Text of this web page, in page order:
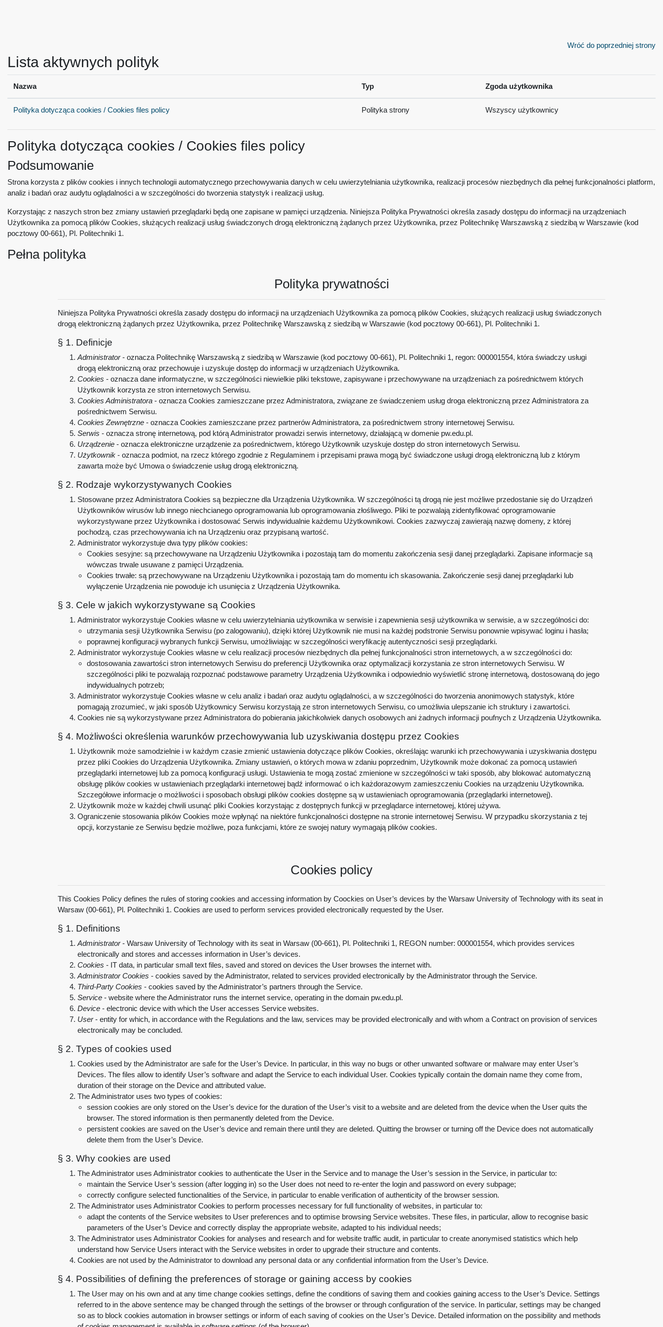
Wróć do poprzedniej strony
Lista aktywnych polityk
Nazwa Typ Zgoda użytkownika
Polityka dotycząca cookies / Cookies files policy Polityka strony Wszyscy użytkownicy
Polityka dotycząca cookies / Cookies files policy
Podsumowanie
Strona korzysta z plików cookies i innych technologii automatycznego przechowywania danych w celu uwierzytelniania użytkownika, realizacji procesów niezbędnych dla pełnej funkcjonalności platform,
analiz i badań oraz audytu oglądalności a w szczególności do tworzenia statystyk i realizacji usług.
Korzystając z naszych stron bez zmiany ustawień przeglądarki będą one zapisane w pamięci urządzenia. Niniejsza Polityka Prywatności określa zasady dostępu do informacji na urządzeniach
Użytkownika za pomocą plików Cookies, służących realizacji usług świadczonych drogą elektroniczną żądanych przez Użytkownika, przez Politechnikę Warszawską z siedzibą w Warszawie (kod
pocztowy 00-661), Pl. Politechniki 1.
Pełna polityka
Polityka prywatności
Niniejsza Polityka Prywatności określa zasady dostępu do informacji na urządzeniach Użytkownika za pomocą plików Cookies, służących realizacji usług świadczonych
drogą elektroniczną żądanych przez Użytkownika, przez Politechnikę Warszawską z siedzibą w Warszawie (kod pocztowy 00-661), Pl. Politechniki 1.
§ 1. Definicje
Administrator- oznacza Politechnikę Warszawską z siedzibą w Warszawie (kod pocztowy 00-661), Pl. Politechniki 1, regon: 000001554, która świadczy usługi
drogą elektroniczną oraz przechowuje i uzyskuje dostęp do informacji w urządzeniach Użytkownika.
Cookies - oznacza dane informatyczne, w szczególności niewielkie pliki tekstowe, zapisywane i przechowywane na urządzeniach za pośrednictwem których
Użytkownik korzysta ze stron internetowych Serwisu.
Cookies Administratora - oznacza Cookies zamieszczane przez Administratora, związane ze świadczeniem usług droga elektroniczną przez Administratora za
pośrednictwem Serwisu.
Cookies Zewnętrzne - oznacza Cookies zamieszczane przez partnerów Administratora, za pośrednictwem strony internetowej Serwisu.
Serwis - oznacza stronę internetową, pod którą Administrator prowadzi serwis internetowy, działającą w domenie pw.edu.pl.
Urządzenie - oznacza elektroniczne urządzenie za pośrednictwem, którego Użytkownik uzyskuje dostęp do stron internetowych Serwisu.
Użytkownik - oznacza podmiot, na rzecz którego zgodnie z Regulaminem i przepisami prawa mogą być świadczone usługi drogą elektroniczną lub z którym
zawarta może być Umowa o świadczenie usług drogą elektroniczną.
§ 2. Rodzaje wykorzystywanych Cookies
Stosowane przez Administratora Cookies są bezpieczne dla Urządzenia Użytkownika. W szczególności tą drogą nie jest możliwe przedostanie się do Urządzeń
Użytkowników wirusów lub innego niechcianego oprogramowania lub oprogramowania złośliwego. Pliki te pozwalają zidentyfikować oprogramowanie
wykorzystywane przez Użytkownika i dostosować Serwis indywidualnie każdemu Użytkownikowi. Cookies zazwyczaj zawierają nazwę domeny, z której
pochodzą, czas przechowywania ich na Urządzeniu oraz przypisaną wartość.
Administrator wykorzystuje dwa typy plików cookies:
Cookies sesyjne: są przechowywane na Urządzeniu Użytkownika i pozostają tam do momentu zakończenia sesji danej przeglądarki. Zapisane informacje są
wówczas trwale usuwane z pamięci Urządzenia.
Cookies trwałe: są przechowywane na Urządzeniu Użytkownika i pozostają tam do momentu ich skasowania. Zakończenie sesji danej przeglądarki lub
wyłączenie Urządzenia nie powoduje ich usunięcia z Urządzenia Użytkownika.
§ 3. Cele w jakich wykorzystywane są Cookies
Administrator wykorzystuje Cookies własne w celu uwierzytelniania użytkownika w serwisie i zapewnienia sesji użytkownika w serwisie, a w szczególności do:
utrzymania sesji Użytkownika Serwisu (po zalogowaniu), dzięki której Użytkownik nie musi na każdej podstronie Serwisu ponownie wpisywać loginu i hasła;
poprawnej konfiguracji wybranych funkcji Serwisu, umożliwiając w szczególności weryfikację autentyczności sesji przeglądarki.
Administrator wykorzystuje Cookies własne w celu realizacji procesów niezbędnych dla pełnej funkcjonalności stron internetowych, a w szczególności do:
dostosowania zawartości stron internetowych Serwisu do preferencji Użytkownika oraz optymalizacji korzystania ze stron internetowych Serwisu. W
szczególności pliki te pozwalają rozpoznać podstawowe parametry Urządzenia Użytkownika i odpowiednio wyświetlić stronę internetową, dostosowaną do jego
indywidualnych potrzeb;
Administrator wykorzystuje Cookies własne w celu analiz i badań oraz audytu oglądalności, a w szczególności do tworzenia anonimowych statystyk, które
pomagają zrozumieć, w jaki sposób Użytkownicy Serwisu korzystają ze stron internetowych Serwisu, co umożliwia ulepszanie ich struktury i zawartości.
Cookies nie są wykorzystywane przez Administratora do pobierania jakichkolwiek danych osobowych ani żadnych informacji poufnych z Urządzenia Użytkownika.
§ 4. Możliwości określenia warunków przechowywania lub uzyskiwania dostępu przez Cookies
Użytkownik może samodzielnie i w każdym czasie zmienić ustawienia dotyczące plików Cookies, określając warunki ich przechowywania i uzyskiwania dostępu
przez pliki Cookies do Urządzenia Użytkownika. Zmiany ustawień, o których mowa w zdaniu poprzednim, Użytkownik może dokonać za pomocą ustawień
przeglądarki internetowej lub za pomocą konfiguracji usługi. Ustawienia te mogą zostać zmienione w szczególności w taki sposób, aby blokować automatyczną
obsługę plików cookies w ustawieniach przeglądarki internetowej bądź informować o ich każdorazowym zamieszczeniu Cookies na urządzeniu Użytkownika.
Szczegółowe informacje o możliwości i sposobach obsługi plików cookies dostępne są w ustawieniach oprogramowania (przeglądarki internetowej).
Użytkownik może w każdej chwili usunąć pliki Cookies korzystając z dostępnych funkcji w przeglądarce internetowej, której używa.
Ograniczenie stosowania plików Cookies może wpłynąć na niektóre funkcjonalności dostępne na stronie internetowej Serwisu. W przypadku skorzystania z tej
opcji, korzystanie ze Serwisu będzie możliwe, poza funkcjami, które ze swojej natury wymagają plików cookies.
Cookies policy
This Cookies Policy defines the rules of storing cookies and accessing information by Coockies on User’s devices by the Warsaw University of Technology with its seat in
Warsaw (00-661), Pl. Politechniki 1. Cookies are used to perform services provided electronically requested by the User.
§ 1. Definitions
Administrator- Warsaw University of Technology with its seat in Warsaw (00-661), Pl. Politechniki 1, REGON number: 000001554, which provides services
electronically and stores and accesses information in User’s devices.
Cookies - IT data, in particular small text files, saved and stored on devices the User browses the internet with.
Administrator Cookies - cookies saved by the Administrator, related to services provided electronically by the Administrator through the Service.
Third-Party Cookies - cookies saved by the Administrator’s partners through the Service.
Service - website where the Administrator runs the internet service, operating in the domain pw.edu.pl.
Device - electronic device with which the User accesses Service websites.
User - entity for which, in accordance with the Regulations and the law, services may be provided electronically and with whom a Contract on provision of services
electronically may be concluded.
§ 2. Types of cookies used
Cookies used by the Administrator are safe for the User’s Device. In particular, in this way no bugs or other unwanted software or malware may enter User’s
Devices. The files allow to identify User’s software and adapt the Service to each individual User. Cookies typically contain the domain name they come from,
duration of their storage on the Device and attributed value.
The Administrator uses two types of cookies:
session cookies are only stored on the User’s device for the duration of the User’s visit to a website and are deleted from the device when the User quits the
browser. The stored information is then permanently deleted from the Device.
persistent cookies are saved on the User’s device and remain there until they are deleted. Quitting the browser or turning off the Device does not automatically
delete them from the User’s Device.
§ 3. Why cookies are used
The Administrator uses Administrator cookies to authenticate the User in the Service and to manage the User’s session in the Service, in particular to:
maintain the Service User’s session (after logging in) so the User does not need to re-enter the login and password on every subpage;
correctly configure selected functionalities of the Service, in particular to enable verification of authenticity of the browser session.
The Administrator uses Administrator Cookies to perform processes necessary for full functionality of websites, in particular to:
adapt the contents of the Service websites to User preferences and to optimise browsing Service websites. These files, in particular, allow to recognise basic
parameters of the User’s Device and correctly display the appropriate website, adapted to his individual needs;
The Administrator uses Administrator Cookies for analyses and research and for website traffic audit, in particular to create anonymised statistics which help
understand how Service Users interact with the Service websites in order to upgrade their structure and contents.
Cookies are not used by the Administrator to download any personal data or any confidential information from the User’s Device.
§ 4. Possibilities of defining the preferences of storage or gaining access by cookies
The User may on his own and at any time change cookies settings, define the conditions of saving them and cookies gaining access to the User’s Device. Settings
referred to in the above sentence may be changed through the settings of the browser or through configuration of the service. In particular, settings may be changed
so as to block cookies automation in browser settings or inform of each saving of cookies on the User’s Device. Detailed information on the possibility and methods